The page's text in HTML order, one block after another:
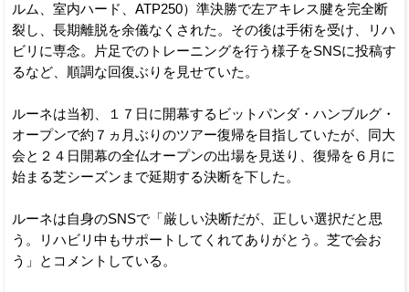
ルム、室内ハード、ATP250）準決勝で左アキレス腱を完全断
裂し、長期離脱を余儀なくされた。その後は手術を受け、リハ
ビリに専念。片足でのトレーニングを行う様子をSNSに投稿す
るなど、順調な回復ぶりを見せていた。
ルーネは当初、１７日に開幕するビットパンダ・ハンブルグ・
オープンで約７ヵ月ぶりのツアー復帰を目指していたが、同大
会と２４日開幕の全仏オープンの出場を見送り、復帰を６月に
始まる芝シーズンまで延期する決断を下した。
ルーネは自身のSNSで「厳しい決断だが、正しい選択だと思
う。リハビリ中もサポートしてくれてありがとう。芝で会お
う」とコメントしている。